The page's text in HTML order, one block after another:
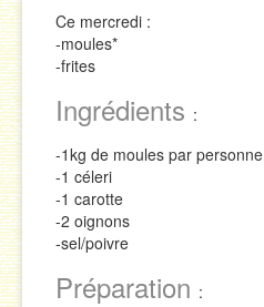
Plats
Salades
Sauces
Soupes & Potages
Trucs & Astuces
Ce mercredi :
-moules*
-frites
Ingrédients :
-1kg de moules par personne
-1 céleri
-1 carotte
-2 oignons
-sel/poivre
Préparation :